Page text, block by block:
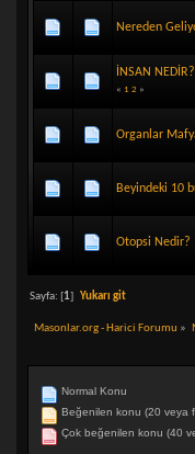
Nereden
İNSAN NEDİR?
« 1 2 »
Organlar
Beyindeki 10
Otopsi Nedir?
Sayfa: [1] Yukarı git
Masonlar.org - Harici Forumu »
Normal Konu
Beğenilen konu (20 veya
Çok beğenilen konu (40